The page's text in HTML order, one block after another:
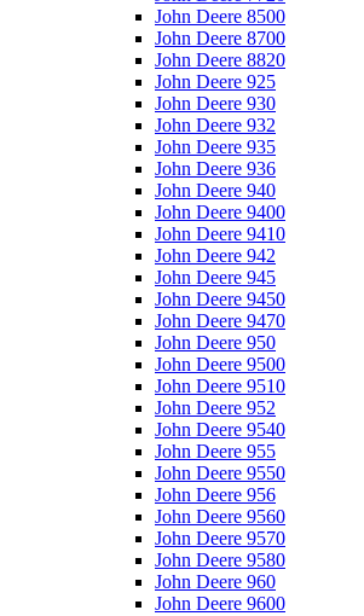
John Deere 8500
John Deere 8700
John Deere 8820
John Deere 925
John Deere 930
John Deere 932
John Deere 935
John Deere 936
John Deere 940
John Deere 9400
John Deere 9410
John Deere 942
John Deere 945
John Deere 9450
John Deere 9470
John Deere 950
John Deere 9500
John Deere 9510
John Deere 952
John Deere 9540
John Deere 955
John Deere 9550
John Deere 956
John Deere 9560
John Deere 9570
John Deere 9580
John Deere 960
John Deere 9600